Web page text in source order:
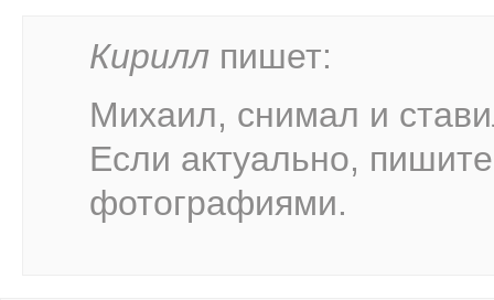
Кирилл пишет:
Михаил, снимал и
Если актуально,
фотографиями.